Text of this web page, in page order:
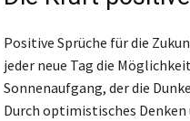
Positive Sprüche für die
jeder neue Tag die
Sonnenaufgang, der die
Durch optimistisches